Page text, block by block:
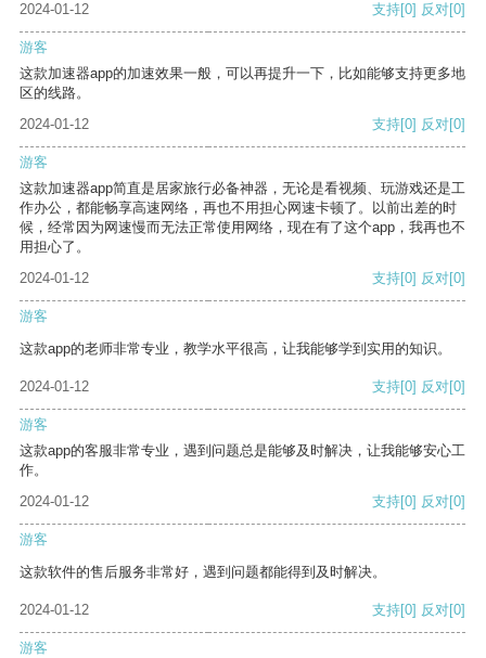
2024-01-12 支持[0] 反对[0]
游客
这款加速器app的加速效果一般，可以再提升一下，比如能够支持更多地
区的线路。
2024-01-12
支持[0] 反对[0]
游客
这款加速器app简直是居家旅行必备神器，无论是看视频、玩游戏还是工
作办公，都能畅享高速网络，再也不用担心网速卡顿了。以前出差的时
候，经常因为网速慢而无法正常使用网络，现在有了这个app，我再也不
用担心了。
2024-01-12
支持[0] 反对[0]
游客
这款app的老师非常专业，教学水平很高，让我能够学到实用的知识。
2024-01-12 支持[0] 反对[0]
游客
这款app的客服非常专业，遇到问题总是能够及时解决，让我能够安心工
作。
2024-01-12
支持[0] 反对[0]
游客
这款软件的售后服务非常好，遇到问题都能得到及时解决。
2024-01-12 支持[0] 反对[0]
游客